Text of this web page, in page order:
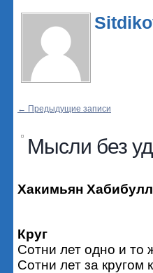
← Предыдущие записи
Мысли без
Хакимьян
Круг
Сотни лет одно и то
Сотни лет за кругом